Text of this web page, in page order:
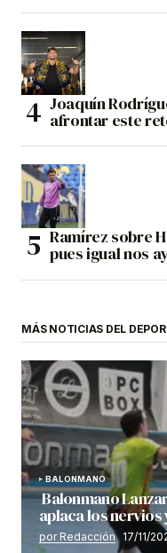
Joaquín
afrontar este
Ramírez sobre
pues igual nos
MÁS NOTICIAS DEL
BALONMANO
Balonmano
aplaca los
por Redacción 17/11/